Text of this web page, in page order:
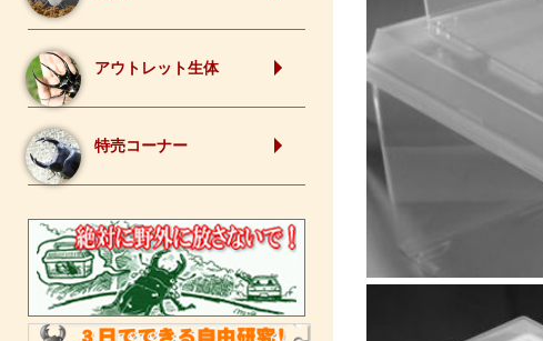
アウトレット生体
特売コーナー